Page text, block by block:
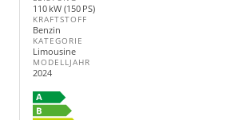
110 kW (150 PS)
KRAFTSTOFF
Benzin
KATEGORIE
Limousine
MODELLJAHR
2024